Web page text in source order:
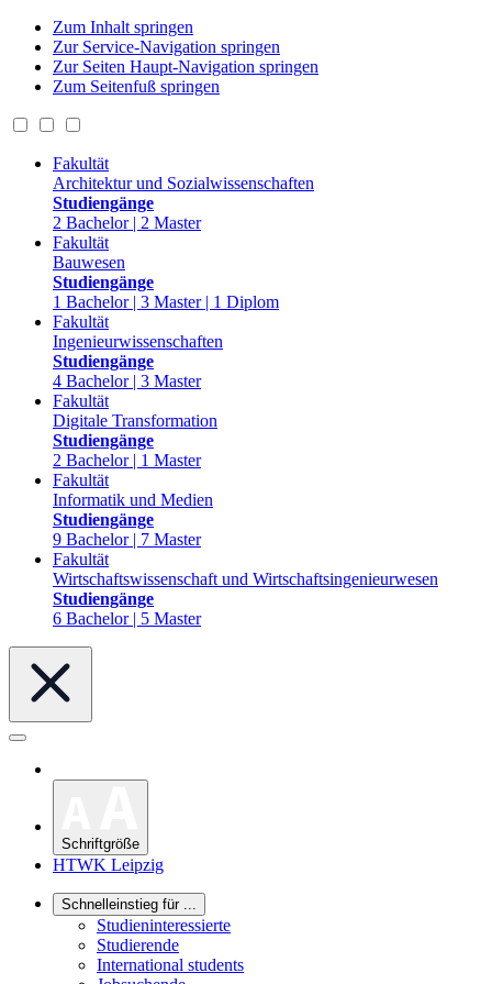
Zum Inhalt springen
Zur Service-Navigation springen
Zur Seiten Haupt-Navigation springen
Zum Seitenfuß springen
Fakultät
Architektur und Sozialwissenschaften
Studiengänge
2 Bachelor | 2 Master
Fakultät
Bauwesen
Studiengänge
1 Bachelor | 3 Master | 1 Diplom
Fakultät
Ingenieurwissenschaften
Studiengänge
4 Bachelor | 3 Master
Fakultät
Digitale Transformation
Studiengänge
2 Bachelor | 1 Master
Fakultät
Informatik und Medien
Studiengänge
9 Bachelor | 7 Master
Fakultät
Wirtschaftswissenschaft und Wirtschaftsingenieurwesen
Studiengänge
6 Bachelor | 5 Master
Schriftgröße
HTWK Leipzig
Schnelleinstieg für ...
Studieninteressierte
Studierende
International students